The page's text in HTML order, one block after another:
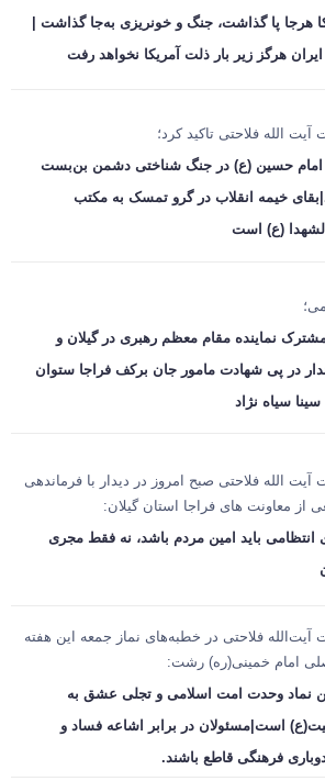
هرجا پا گذاشت، جنگ و خونریزی به‌جا گذاشت |
هرگز زیر بار ذلت آمریکا نخواهد رفت
الله فلاحتی تاکید کرد؛
حسین (ع) در جنگ شناختی دشمن بن‌بست
خیمه انقلاب در گرو تمسک به مکتب
(ع) است
مشترک نماینده مقام معظم رهبری در گیلان و
در پی شهادت مامور جان برکف فراجا ستوان
سیاه نژاد
الله فلاحتی صبح امروز در دیدار با فرماندهی
از معاونت های فراجا استان گیلان:
انتظامی باید امین مردم باشد، نه فقط مجری
فلاحتی در خطبه‌های نماز جمعه این هفته
امام خمینی(ره) رشت:
نماد وحدت امت اسلامی و تجلی عشق به
است|مسئولان در برابر اشاعه فساد و
فرهنگی قاطع باشند.